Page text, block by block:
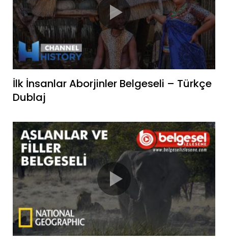
İlk İnsanlar Aborjinler Belgeseli – Türkçe
Dublaj